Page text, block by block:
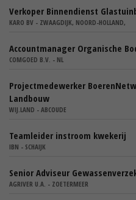
Verkoper Binnendienst
KARO BV - ZWAAGDIJK, NOORD-HOLLAND,
Accountmanager Organische
COMGOED B.V. - NL
Projectmedewerker
Landbouw
WIJ.LAND - ABCOUDE
Teamleider instroom kwekerij
IBN - SCHAIJK
Senior Adviseur
AGRIVER U.A. - ZOETERMEER